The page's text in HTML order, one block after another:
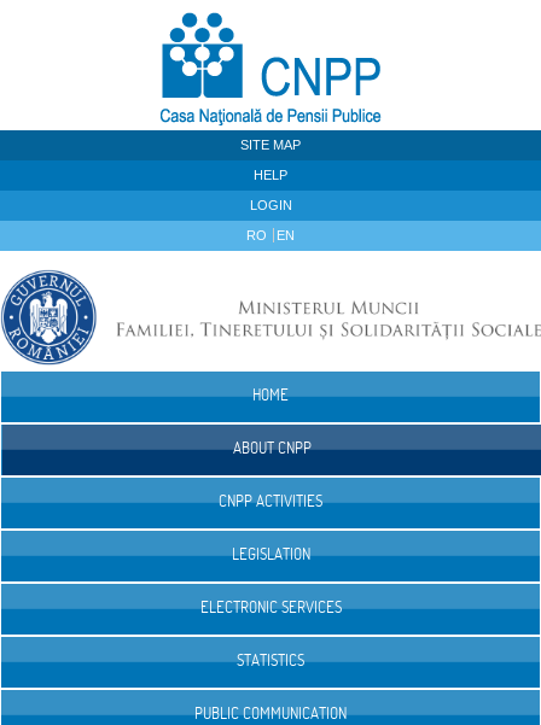
SITE MAP
HELP
LOGIN
RO EN
HOME
ABOUT CNPP
CNPP ACTIVITIES
LEGISLATION
ELECTRONIC SERVICES
STATISTICS
PUBLIC COMMUNICATION